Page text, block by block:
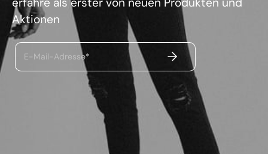
Aktionen
E-Mail-Adresse* ABSENDEN